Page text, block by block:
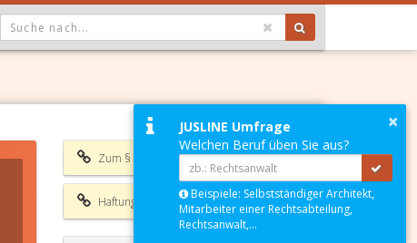
GEWÄHLTER WERT IST ALLE
Zum § 9 UrhG
Haftungsausschluss
×
JUSLINE Umfrage
Welchen Beruf üben Sie aus?
Beispiele: Selbstständiger Architekt,
Mitarbeiter einer Rechtsabteilung,
Rechtsanwalt,...